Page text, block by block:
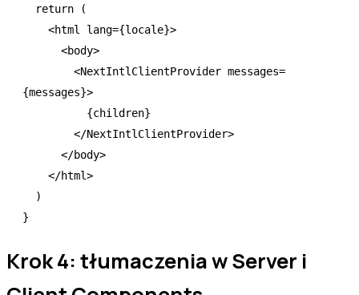
  return
(
    <
html lang={locale}>
      <
body>
        <
NextIntlClientProvider messages=
{messages}>
          {children}
        </
NextIntlClientProvider>
      </
body>
    </
html>
  )
}
Krok 4: tłumaczenia w Server i